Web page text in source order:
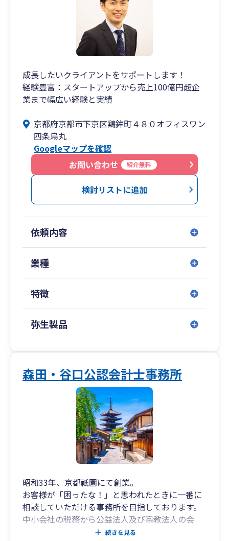
成長したいクライアントをサポートします！
経験豊富：スタートアップから売上100億円超企
業まで幅広い経験と実績
京都府京都市下京区鶏鉾町４８０オフィスワン
四条烏丸
Googleマップを確認
お問い合わせ
紹介無料
検討リストに追加
依頼内容
業種
特徴
弥生製品
森田・谷口公認会計士事務所
昭和33年、京都祇園にて創業。
お客様が「困ったな！」と思われたときに一番に
相談していただける事務所を目指しております。
中小会社の税務から公益法人及び宗教法人の会
計・税務、個人の所得税・相続税申告まで、幅広
続きを見る